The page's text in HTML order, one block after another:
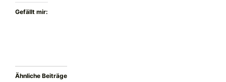
Gefällt mir:
Ähnliche Beiträge